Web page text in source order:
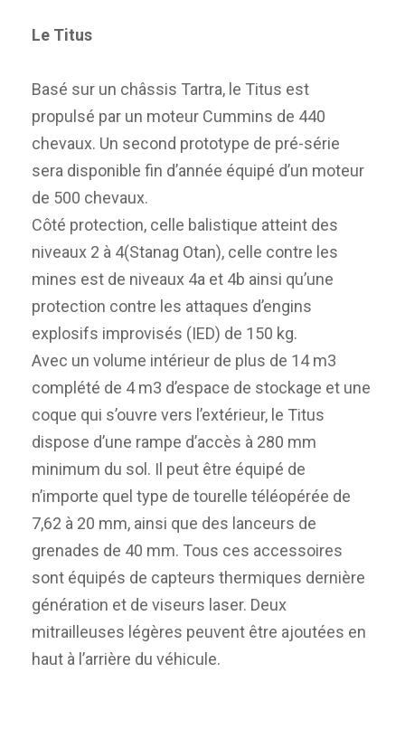
Le Titus
Basé sur un châssis Tartra, le Titus est
propulsé par un moteur Cummins de 440
chevaux. Un second prototype de pré-série
sera disponible fin d’année équipé d’un moteur
de 500 chevaux.
Côté protection, celle balistique atteint des
niveaux 2 à 4(Stanag Otan), celle contre les
mines est de niveaux 4a et 4b ainsi qu’une
protection contre les attaques d’engins
explosifs improvisés (IED) de 150 kg.
Avec un volume intérieur de plus de 14 m3
complété de 4 m3 d’espace de stockage et une
coque qui s’ouvre vers l’extérieur, le Titus
dispose d’une rampe d’accès à 280 mm
minimum du sol. Il peut être équipé de
n’importe quel type de tourelle téléopérée de
7,62 à 20 mm, ainsi que des lanceurs de
grenades de 40 mm. Tous ces accessoires
sont équipés de capteurs thermiques dernière
génération et de viseurs laser. Deux
mitrailleuses légères peuvent être ajoutées en
haut à l’arrière du véhicule.